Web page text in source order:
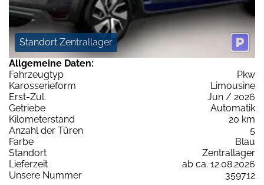
Standort Zentrallager
Allgemeine Daten:
Fahrzeugtyp
Pkw
Karosserieform
Limousine
Erst-Zul.
Jun / 2026
Getriebe
Automatik
Kilometerstand
20 km
Anzahl der Türen
5
Farbe
Blau
Standort
Zentrallager
Lieferzeit
ab ca. 12.08.2026
Unsere Nummer
359712